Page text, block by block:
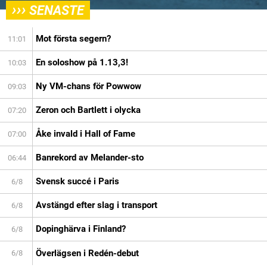
››› SENASTE
11:01 Mot första segern?
10:03 En soloshow på 1.13,3!
09:03 Ny VM-chans för Powwow
07:20 Zeron och Bartlett i olycka
07:00 Åke invald i Hall of Fame
06:44 Banrekord av Melander-sto
6/8 Svensk succé i Paris
6/8 Avstängd efter slag i transport
6/8 Dopinghärva i Finland?
6/8 Överlägsen i Redén-debut